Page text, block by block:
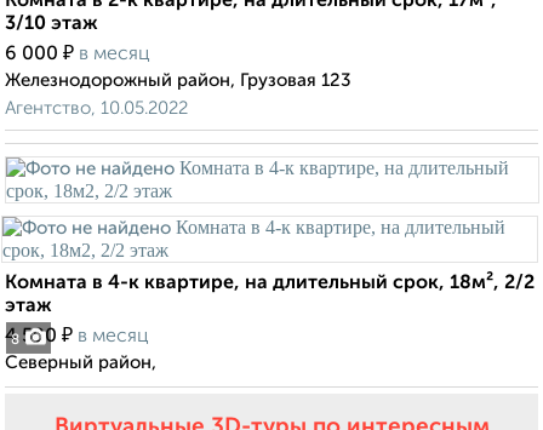
3/10 этаж
6 000 ₽ в месяц
Железнодорожный район, Грузовая 123
Агентство, 10.05.2022
8
Комната в 4-к квартире, на длительный срок, 18м², 2/2
этаж
4 500 ₽ в месяц
Северный район,